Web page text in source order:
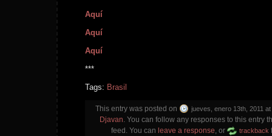
Aquí
Aquí
Aquí
***
Tags: Brasil
This entry was posted on jueves, enero 13th, 2011
Djavan. You can follow any responses to this entry
feed. You can leave a response, or trackback